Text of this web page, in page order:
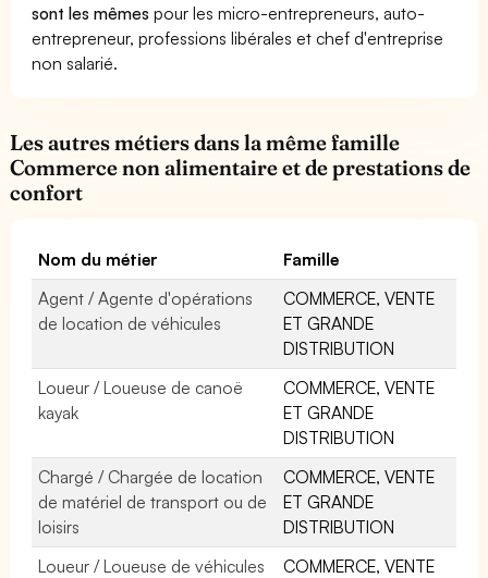
sont les mêmes pour les micro-entrepreneurs, auto-
entrepreneur, professions libérales et chef d'entreprise
non salarié.
Les autres métiers dans la même famille
Commerce non alimentaire et de prestations de
confort
Nom du métier
Famille
Agent / Agente d'opérations
de location de véhicules
COMMERCE, VENTE
ET GRANDE
DISTRIBUTION
Loueur / Loueuse de canoë
kayak
COMMERCE, VENTE
ET GRANDE
DISTRIBUTION
Chargé / Chargée de location
de matériel de transport ou de
loisirs
COMMERCE, VENTE
ET GRANDE
DISTRIBUTION
Loueur / Loueuse de véhicules
COMMERCE, VENTE